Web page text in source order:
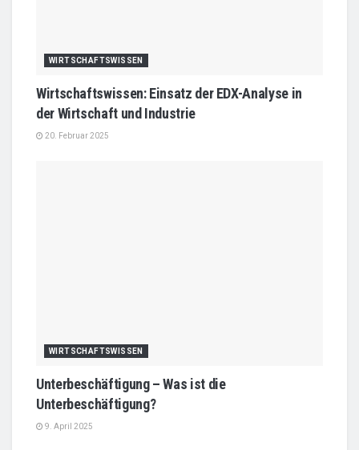
WIRTSCHAFTSWISSEN
Wirtschaftswissen: Einsatz der EDX-Analyse in
der Wirtschaft und Industrie
20. Februar 2025
WIRTSCHAFTSWISSEN
Unterbeschäftigung – Was ist die
Unterbeschäftigung?
9. April 2025